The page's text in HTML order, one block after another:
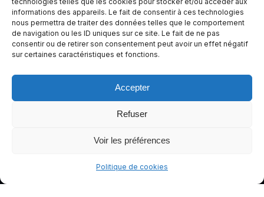
informations des appareils. Le fait de consentir à ces technologies
nous permettra de traiter des données telles que le comportement
de navigation ou les ID uniques sur ce site. Le fait de ne pas
consentir ou de retirer son consentement peut avoir un effet négatif
sur certaines caractéristiques et fonctions.
Accepter
Refuser
Voir les préférences
Politique de cookies
conduite
plus sûre
et plus
agréable.